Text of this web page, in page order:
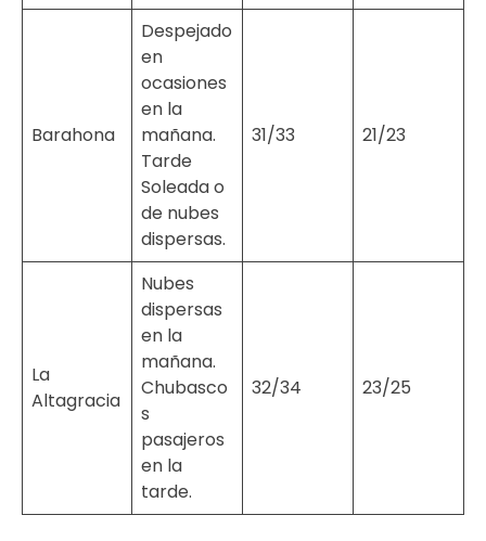
Barahona
Despejado
en
ocasiones
en la
mañana.
Tarde
Soleada o
de nubes
dispersas.
31/33 21/23
La
Altagracia
Nubes
dispersas
en la
mañana.
Chubasco
s
pasajeros
en la
tarde.
32/34 23/25